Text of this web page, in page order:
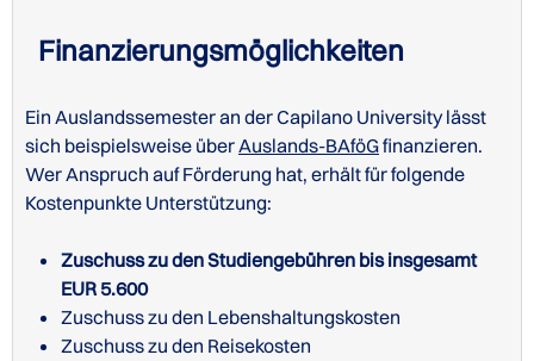
STUDIENGÄNGE/KURSE IN ENGLISCH -
Finanzierungsmöglichkeiten
Ein Auslandssemester an der Capilano University lässt
sich beispielsweise überAuslands-BAföGfinanzieren.
Wer Anspruch auf Förderung hat, erhält für folgende
Kostenpunkte Unterstützung:
Zuschuss zu den Studiengebühren bis insgesamt
EUR 5.600
Zuschuss zu den Lebenshaltungskosten
Zuschuss zu den Reisekosten